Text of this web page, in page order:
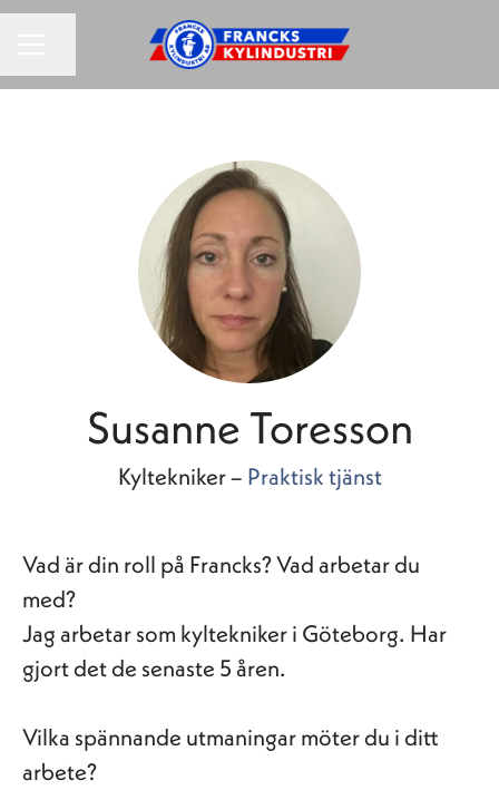
Susanne Toresson
Kyltekniker – Praktisk tjänst
Vad är din roll på Francks? Vad arbetar du
med?
Jag arbetar som kyltekniker i Göteborg. Har
gjort det de senaste 5 åren.
Vilka spännande utmaningar möter du i ditt
arbete?